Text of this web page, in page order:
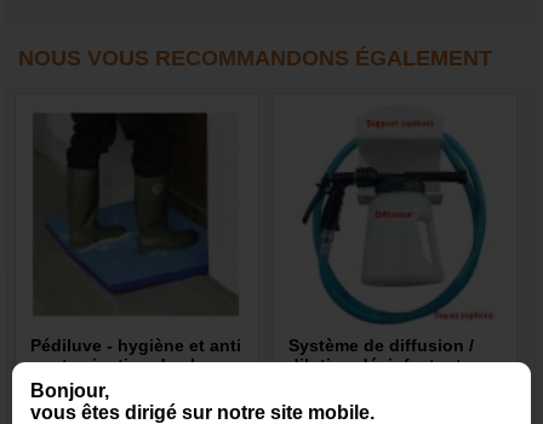
Bonjour,
vous êtes dirigé sur notre site mobile.
NOUS VOUS RECOMMANDONS ÉGALEMENT
Pédiluve - hygiène et anti
contamination des locaux
54,00 €
Système de diffusion /
dilution désinfectant
107,00 €